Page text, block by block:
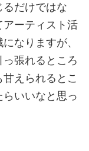
だけではな
アーティスト活
なりますが、
張れるところ
えられるとこ
いいなと思っ